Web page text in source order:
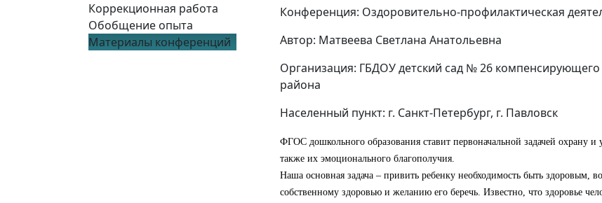
Коррекционная работа
Обобщение опыта
Материалы конференций
Конференция: Оздоровительно-профилактическая
Автор: Матвеева Светлана Анатольевна
Организация: ГБДОУ детский сад № 26
района
Населенный пункт: г. Санкт-Петербург, г. Павловск
ФГОС дошкольного образования ставит первоначальной задачей охрану и
также их эмоционального благополучия.
Наша основная задача – привить ребенку необходимость быть здоровым,
собственному здоровью и желанию его беречь. Известно, что здоровье